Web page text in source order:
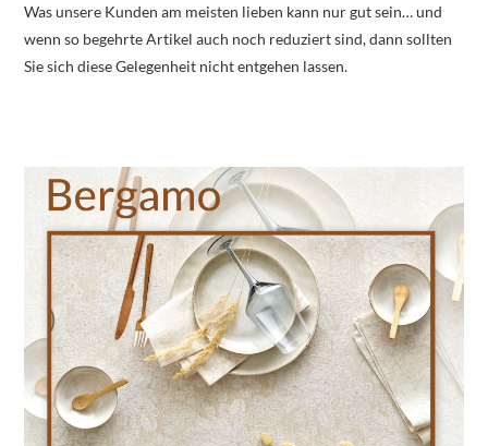
Was unsere Kunden am meisten lieben kann nur gut sein… und
wenn so begehrte Artikel auch noch reduziert sind, dann sollten
Sie sich diese Gelegenheit nicht entgehen lassen.